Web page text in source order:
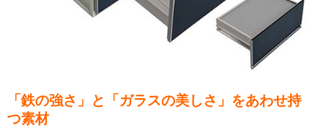
「鉄の強さ」と「ガラスの美しさ」をあわせ持
つ素材